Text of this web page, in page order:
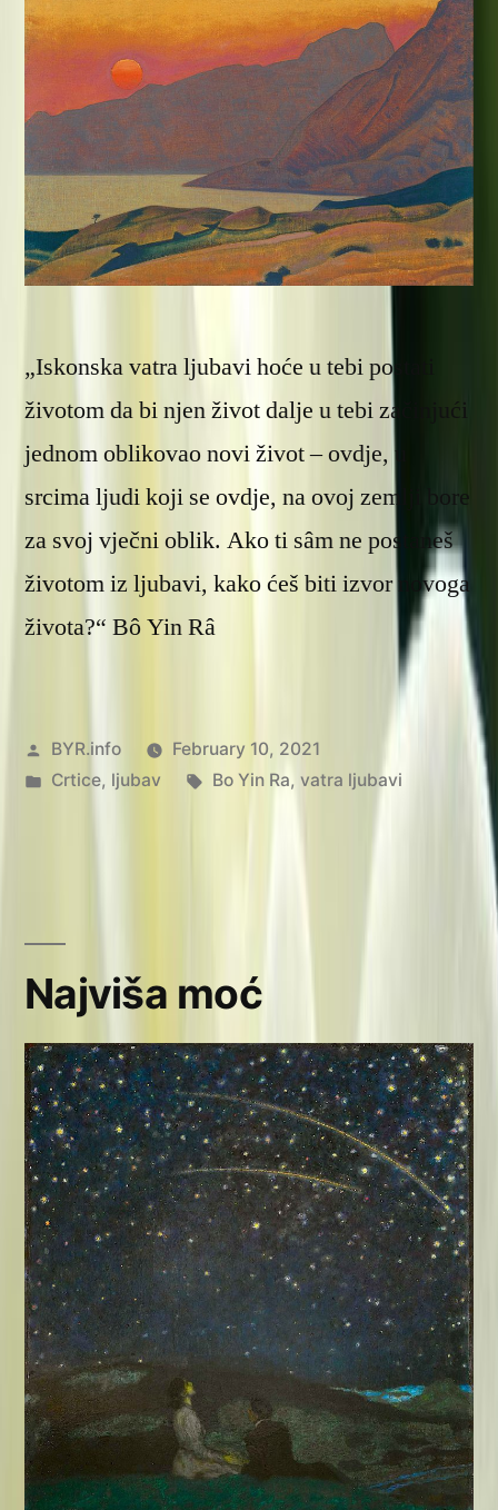
„Iskonska vatra ljubavi hoće u tebi postati
životom da bi njen život dalje u tebi začinjući
jednom oblikovao novi život – ovdje, u
srcima ljudi koji se ovdje, na ovoj zemlji bore
za svoj vječni oblik. Ako ti sâm ne postaneš
životom iz ljubavi, kako ćeš biti izvor novoga
života?“ Bô Yin Râ
Posted
by
BYR.info
February 10, 2021
Posted
Crtice, ljubav Tags:
Bo Yin Ra, vatra ljubavi
Najviša moć